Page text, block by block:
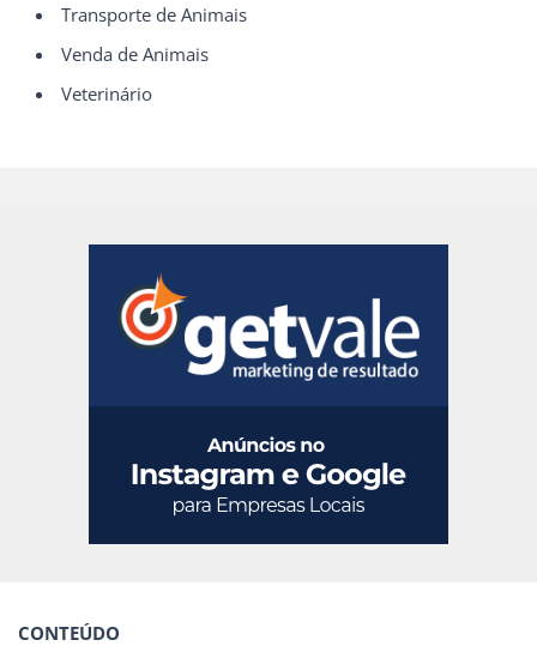
Transporte de Animais
Venda de Animais
Veterinário
CONTEÚDO